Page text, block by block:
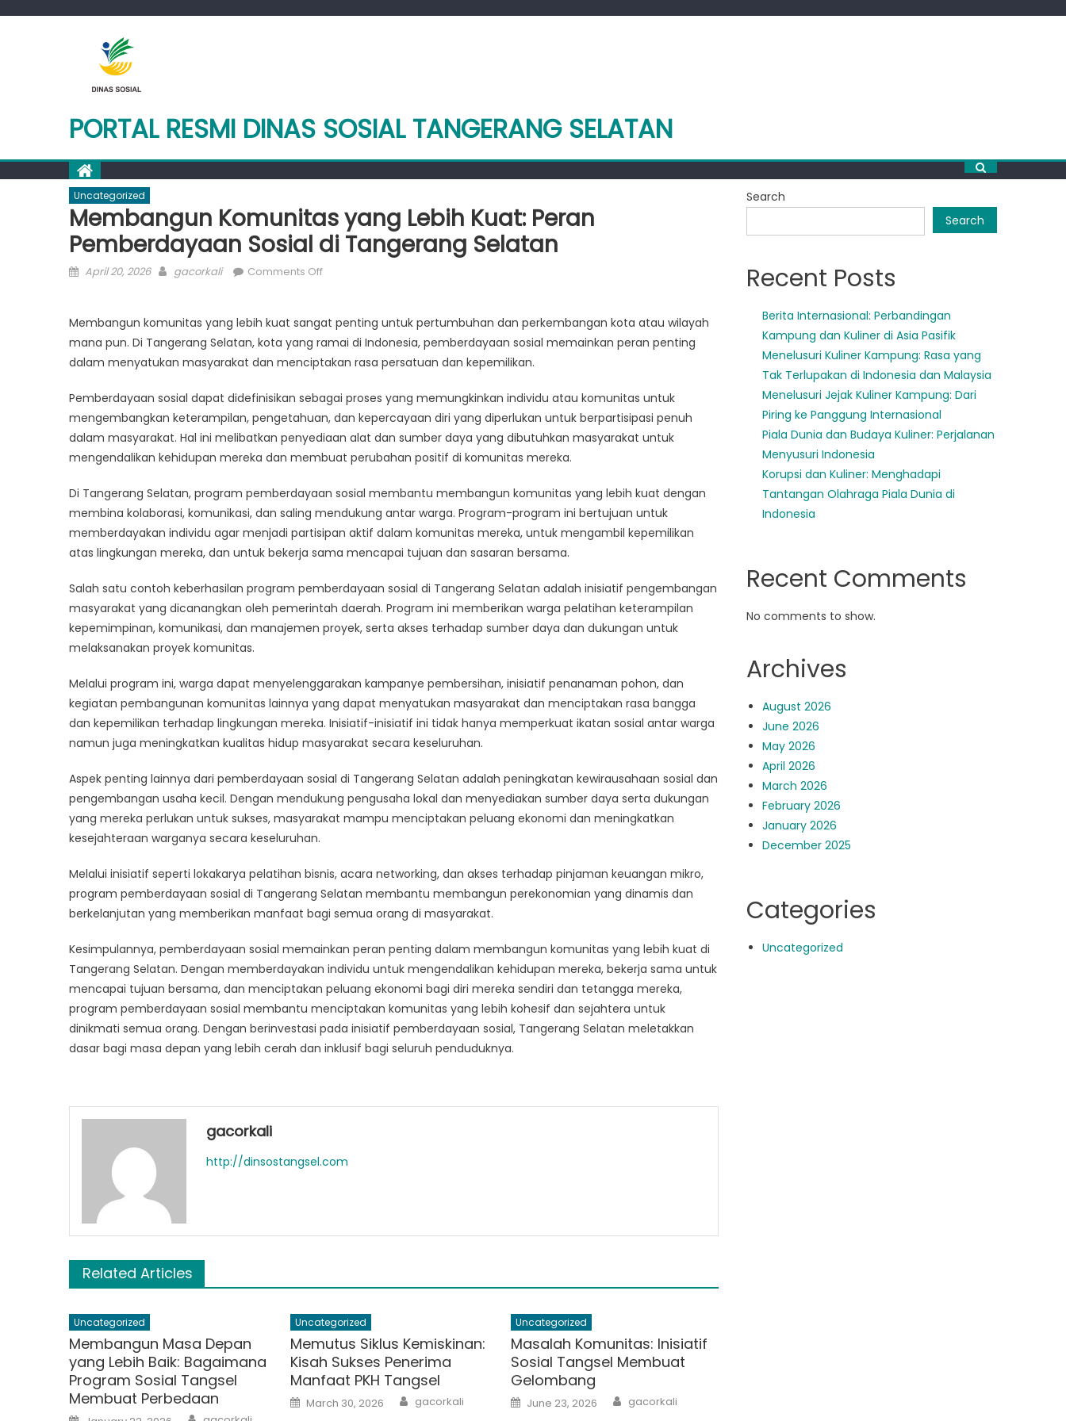
PORTAL RESMI DINAS SOSIAL TANGERANG SELATAN
Uncategorized
Membangun Komunitas yang Lebih Kuat: Peran
Pemberdayaan Sosial di Tangerang Selatan
Posted
April 20, 2026 Author
gacorkali Comments Offon
yang
Lebih
Kuat:
Pemberdayaan
Sosial
di
Tangerang
Membangun komunitas yang lebih kuat sangat penting untuk pertumbuhan dan perkembangan kota atau wilayah
mana pun. Di Tangerang Selatan, kota yang ramai di Indonesia, pemberdayaan sosial memainkan peran penting
dalam menyatukan masyarakat dan menciptakan rasa persatuan dan kepemilikan.
Pemberdayaan sosial dapat didefinisikan sebagai proses yang memungkinkan individu atau komunitas untuk
mengembangkan keterampilan, pengetahuan, dan kepercayaan diri yang diperlukan untuk berpartisipasi penuh
dalam masyarakat. Hal ini melibatkan penyediaan alat dan sumber daya yang dibutuhkan masyarakat untuk
mengendalikan kehidupan mereka dan membuat perubahan positif di komunitas mereka.
Di Tangerang Selatan, program pemberdayaan sosial membantu membangun komunitas yang lebih kuat dengan
membina kolaborasi, komunikasi, dan saling mendukung antar warga. Program-program ini bertujuan untuk
memberdayakan individu agar menjadi partisipan aktif dalam komunitas mereka, untuk mengambil kepemilikan
atas lingkungan mereka, dan untuk bekerja sama mencapai tujuan dan sasaran bersama.
Salah satu contoh keberhasilan program pemberdayaan sosial di Tangerang Selatan adalah inisiatif pengembangan
masyarakat yang dicanangkan oleh pemerintah daerah. Program ini memberikan warga pelatihan keterampilan
kepemimpinan, komunikasi, dan manajemen proyek, serta akses terhadap sumber daya dan dukungan untuk
melaksanakan proyek komunitas.
Melalui program ini, warga dapat menyelenggarakan kampanye pembersihan, inisiatif penanaman pohon, dan
kegiatan pembangunan komunitas lainnya yang dapat menyatukan masyarakat dan menciptakan rasa bangga
dan kepemilikan terhadap lingkungan mereka. Inisiatif-inisiatif ini tidak hanya memperkuat ikatan sosial antar warga
namun juga meningkatkan kualitas hidup masyarakat secara keseluruhan.
Aspek penting lainnya dari pemberdayaan sosial di Tangerang Selatan adalah peningkatan kewirausahaan sosial dan
pengembangan usaha kecil. Dengan mendukung pengusaha lokal dan menyediakan sumber daya serta dukungan
yang mereka perlukan untuk sukses, masyarakat mampu menciptakan peluang ekonomi dan meningkatkan
kesejahteraan warganya secara keseluruhan.
Melalui inisiatif seperti lokakarya pelatihan bisnis, acara networking, dan akses terhadap pinjaman keuangan mikro,
program pemberdayaan sosial di Tangerang Selatan membantu membangun perekonomian yang dinamis dan
berkelanjutan yang memberikan manfaat bagi semua orang di masyarakat.
Kesimpulannya, pemberdayaan sosial memainkan peran penting dalam membangun komunitas yang lebih kuat di
Tangerang Selatan. Dengan memberdayakan individu untuk mengendalikan kehidupan mereka, bekerja sama untuk
mencapai tujuan bersama, dan menciptakan peluang ekonomi bagi diri mereka sendiri dan tetangga mereka,
program pemberdayaan sosial membantu menciptakan komunitas yang lebih kohesif dan sejahtera untuk
dinikmati semua orang. Dengan berinvestasi pada inisiatif pemberdayaan sosial, Tangerang Selatan meletakkan
dasar bagi masa depan yang lebih cerah dan inklusif bagi seluruh penduduknya.
gacorkali
http://dinsostangsel.com
Related Articles
Uncategorized
Membangun Masa Depan
yang Lebih Baik: Bagaimana
Program Sosial Tangsel
Membuat Perbedaan
Posted Author
Uncategorized
Memutus Siklus Kemiskinan:
Kisah Sukses Penerima
Manfaat PKH Tangsel
Posted
on
March 30, 2026 Author
gacorkali
Uncategorized
Masalah Komunitas: Inisiatif
Sosial Tangsel Membuat
Gelombang
Posted
on
June 23, 2026 Author
gacorkali
Search
Search
Recent Posts
Berita Internasional: Perbandingan
Kampung dan Kuliner di Asia Pasifik
Menelusuri Kuliner Kampung: Rasa yang
Tak Terlupakan di Indonesia dan Malaysia
Menelusuri Jejak Kuliner Kampung: Dari
Piring ke Panggung Internasional
Piala Dunia dan Budaya Kuliner: Perjalanan
Menyusuri Indonesia
Korupsi dan Kuliner: Menghadapi
Tantangan Olahraga Piala Dunia di
Indonesia
Recent Comments
No comments to show.
Archives
August 2026
June 2026
May 2026
April 2026
March 2026
February 2026
January 2026
December 2025
Categories
Uncategorized